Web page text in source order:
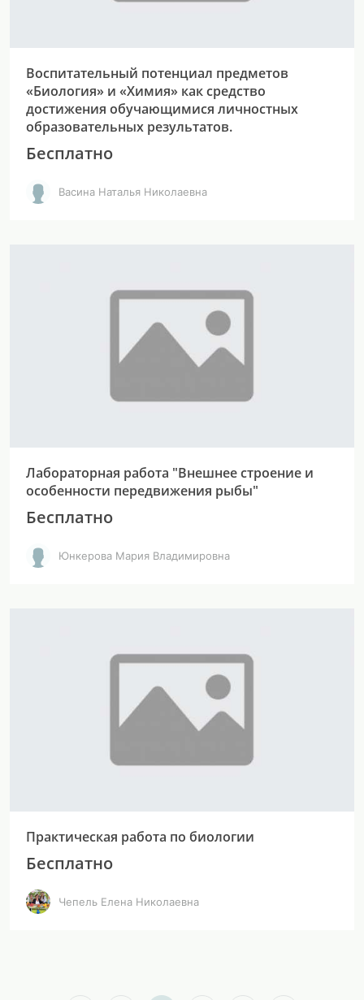
Воспитательный потенциал предметов
«Биология» и «Химия» как средство
достижения обучающимися личностных
образовательных результатов.
Бесплатно
Васина Наталья Николаевна
Лабораторная работа "Внешнее строение и
особенности передвижения рыбы"
Бесплатно
Юнкерова Мария Владимировна
Практическая работа по биологии
Бесплатно
Чепель Елена Николаевна